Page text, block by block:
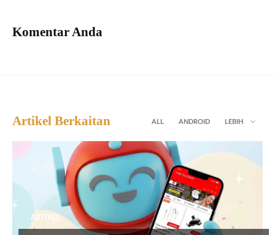
Komentar Anda
Artikel Berkaitan ALL ANDROID LEBIH
ARTIKEL